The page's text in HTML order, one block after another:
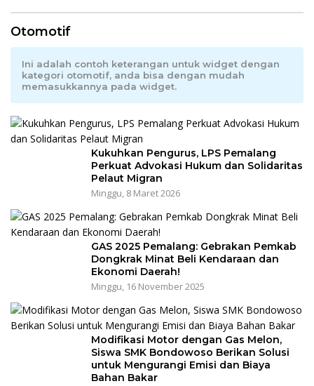
Otomotif
Ini adalah contoh keterangan untuk widget dengan
kategori otomotif, anda bisa dengan mudah
memasukkannya pada widget.
Kukuhkan Pengurus, LPS Pemalang
Perkuat Advokasi Hukum dan Solidaritas
Pelaut Migran
Minggu, 8 Maret 2026
GAS 2025 Pemalang: Gebrakan Pemkab
Dongkrak Minat Beli Kendaraan dan
Ekonomi Daerah!
Minggu, 16 November 2025
Modifikasi Motor dengan Gas Melon,
Siswa SMK Bondowoso Berikan Solusi
untuk Mengurangi Emisi dan Biaya
Bahan Bakar